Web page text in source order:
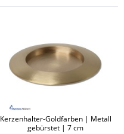
Kerzenhalter-Goldfarben | Metall
gebürstet | 7 cm